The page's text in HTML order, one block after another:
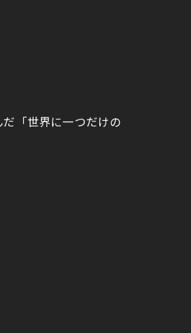
「世界に一つだけの